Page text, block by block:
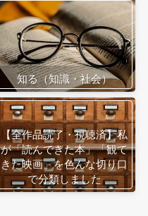
知る（知識・社会）
【全作品読了・視聴済】私
が「読んできた本」「観て
きた映画」を色んな切り口
で分類しました